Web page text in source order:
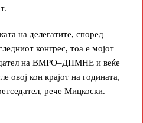
на делегатите, според
конгрес, тоа е мојот
на ВМРО–ДПМНЕ и веќе
овој кон крајот на годината,
рече Мицкоски.